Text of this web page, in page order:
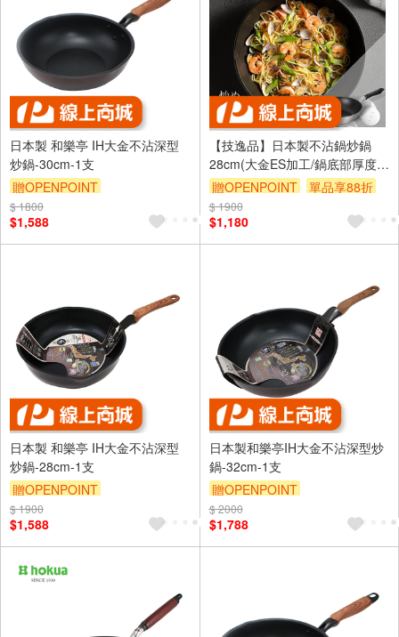
日本製 和樂亭 IH大金不沾深型
炒鍋-30cm-1支
贈OPENPOINT
$ 1800
$1,588
【技逸品】日本製不沾鍋炒鍋
28cm(大金ES加工/鍋底部厚度
2.7mm)
贈OPENPOINT 單品享88折
$ 1900
$1,180
日本製 和樂亭 IH大金不沾深型
炒鍋-28cm-1支
贈OPENPOINT
$ 1900
$1,588
日本製和樂亭IH大金不沾深型炒
鍋-32cm-1支
贈OPENPOINT
$ 2000
$1,788